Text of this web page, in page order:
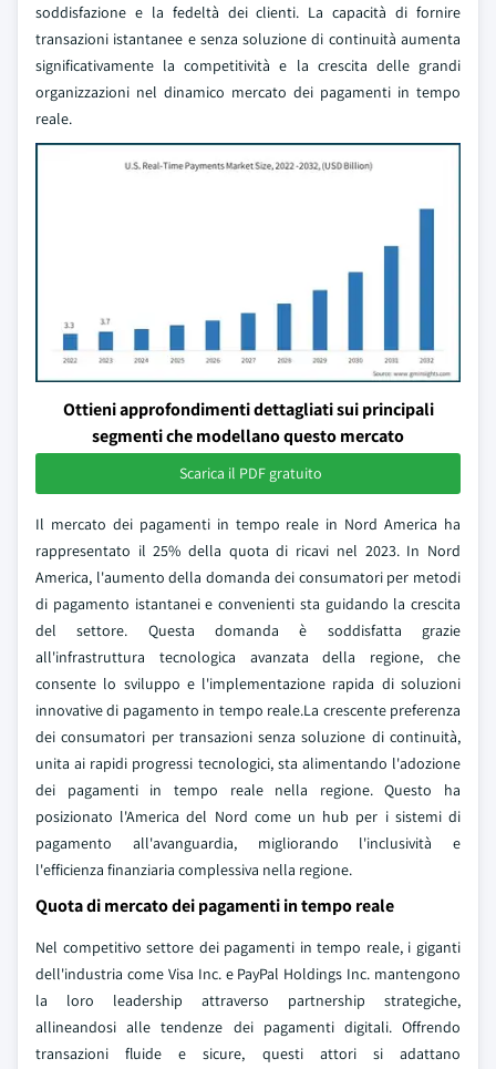
soddisfazione e la fedeltà dei clienti. La capacità di fornire
transazioni istantanee e senza soluzione di continuità aumenta
significativamente la competitività e la crescita delle grandi
organizzazioni nel dinamico mercato dei pagamenti in tempo
reale.
Ottieni approfondimenti dettagliati sui principali
segmenti che modellano questo mercato
Scarica il PDF gratuito
Il mercato dei pagamenti in tempo reale in Nord America ha
rappresentato il 25% della quota di ricavi nel 2023. In Nord
America, l'aumento della domanda dei consumatori per metodi
di pagamento istantanei e convenienti sta guidando la crescita
del settore. Questa domanda è soddisfatta grazie
all'infrastruttura tecnologica avanzata della regione, che
consente lo sviluppo e l'implementazione rapida di soluzioni
innovative di pagamento in tempo reale.La crescente preferenza
dei consumatori per transazioni senza soluzione di continuità,
unita ai rapidi progressi tecnologici, sta alimentando l'adozione
dei pagamenti in tempo reale nella regione. Questo ha
posizionato l'America del Nord come un hub per i sistemi di
pagamento all'avanguardia, migliorando l'inclusività e
l'efficienza finanziaria complessiva nella regione.
Quota di mercato dei pagamenti in tempo reale
Nel competitivo settore dei pagamenti in tempo reale, i giganti
dell'industria come Visa Inc. e PayPal Holdings Inc. mantengono
la loro leadership attraverso partnership strategiche,
allineandosi alle tendenze dei pagamenti digitali. Offrendo
transazioni fluide e sicure, questi attori si adattano